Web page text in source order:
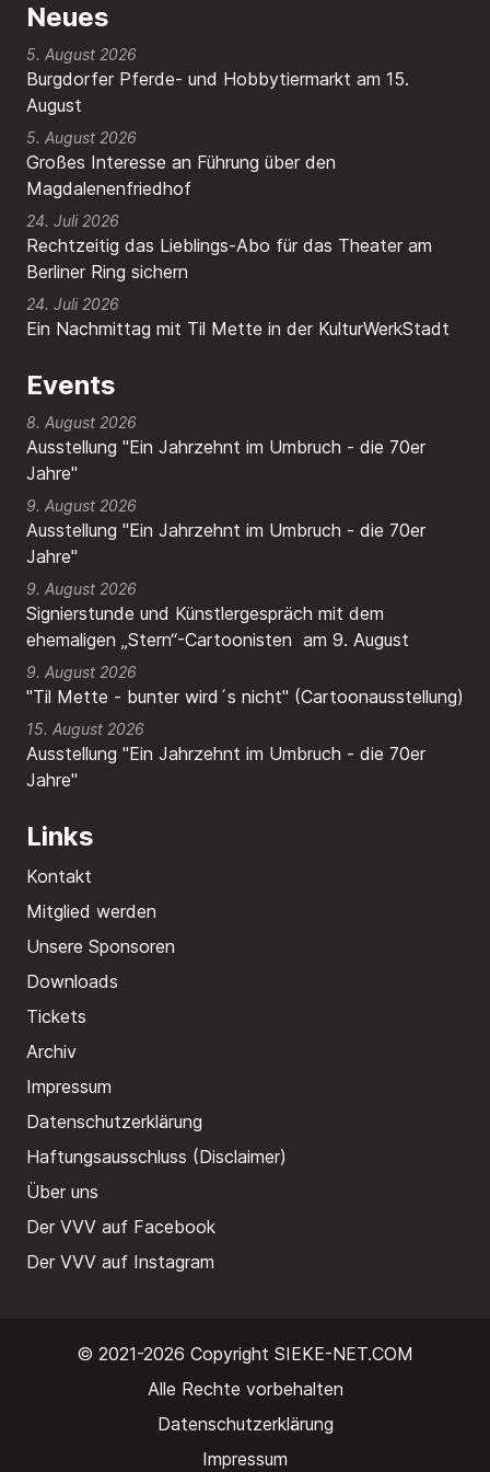
Neues
Burgdorfer Pferde- und Hobbytiermarkt am 15.
August
5. August 2026
Großes Interesse an Führung über den
Magdalenenfriedhof
5. August 2026
Rechtzeitig das Lieblings-Abo für das Theater am
Berliner Ring sichern
24. Juli 2026
Ein Nachmittag mit Til Mette in der KulturWerkStadt
24. Juli 2026
Events
8. August 2026
Ausstellung "Ein Jahrzehnt im Umbruch - die 70er
Jahre"
9. August 2026
Ausstellung "Ein Jahrzehnt im Umbruch - die 70er
Jahre"
9. August 2026
Signierstunde und Künstlergespräch mit dem
ehemaligen „Stern“-Cartoonisten am 9. August
9. August 2026
"Til Mette - bunter wird´s nicht" (Cartoonausstellung)
15. August 2026
Ausstellung "Ein Jahrzehnt im Umbruch - die 70er
Jahre"
Links
Kontakt
Mitglied werden
Unsere Sponsoren
Downloads
Tickets
Archiv
Impressum
Datenschutzerklärung
Haftungsausschluss (Disclaimer)
Über uns
Der VVV auf Facebook
Der VVV auf Instagram
© 2021-2026 Copyright SIEKE-NET.COM
Alle Rechte vorbehalten
Datenschutzerklärung
Impressum